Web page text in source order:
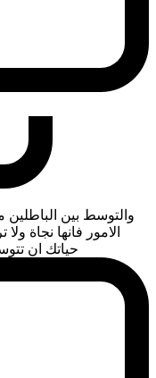
والتوسط بين
الامور فانها نجاة
حياتك ان